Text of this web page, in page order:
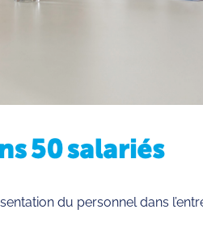
du personnel dans